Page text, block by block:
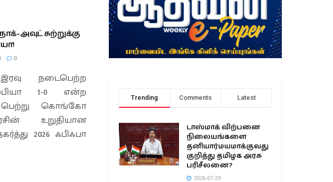
அவுட் சுற்றுக்கு
0
நடைபெற்ற
1-0 என்ற
கொங்கோ
உறுதியான
2026 ஃபிஃபா
Trending Comments Latest
டாஸ்மாக் விற்பனை
நிலையங்களை
தனியார்மயமாக்குவது
குறித்து தமிழக அரசு
பரிசீலனை?
2026-07-29